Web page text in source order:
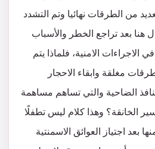
من الطرقات نهائيا وتم التشدد
هنا بعد تراجع الخطر والأسباب
الاجراءات الامنية، فلماذا يتم
مغلقة وابقاء الاحجار
الضاحية والتي تساهم مساهمة
الخانقة؟ وهذا كلام ليس تطفلًا
بعد اجتياز العوائق الاسمنتية